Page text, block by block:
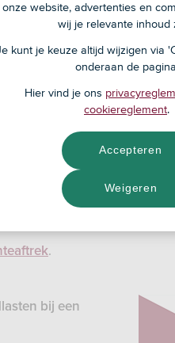
hypotheek?
waarbij je
schuld meer. Je
lager.
begin hoger is en je
je betaalt. Hierdoor
.
bij een
website, advertenties en
wij je relevante inhoud
kunt je keuze altijd wijzigen via
onderaan de
Hier vind je ons
cookiereglement.
Weigeren
Accepteren